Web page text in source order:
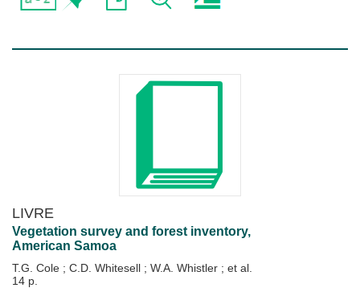
LIVRE
Vegetation survey and forest inventory,
American Samoa
T.G. Cole ; C.D. Whitesell ; W.A. Whistler ; et al.
14 p.